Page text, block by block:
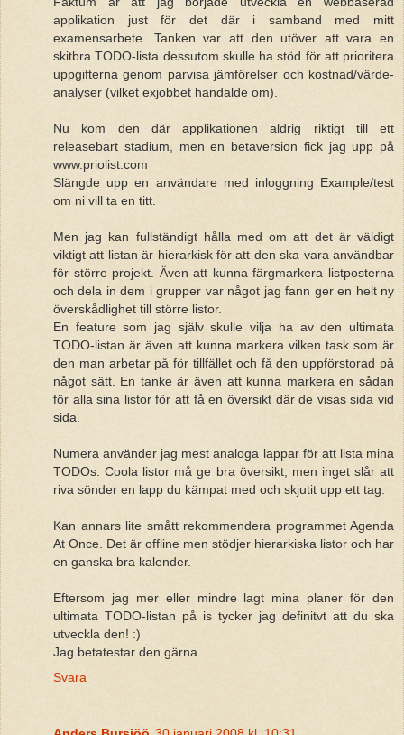
applikation just för det där i samband med mitt
examensarbete. Tanken var att den utöver att vara en
skitbra TODO-lista dessutom skulle ha stöd för att prioritera
uppgifterna genom parvisa jämförelser och kostnad/värde-
analyser (vilket exjobbet handalde om).
Nu kom den där applikationen aldrig riktigt till ett
releasebart stadium, men en betaversion fick jag upp på
www.priolist.com
Slängde upp en användare med inloggning Example/test
om ni vill ta en titt.
Men jag kan fullständigt hålla med om att det är väldigt
viktigt att listan är hierarkisk för att den ska vara användbar
för större projekt. Även att kunna färgmarkera listposterna
och dela in dem i grupper var något jag fann ger en helt ny
överskådlighet till större listor.
En feature som jag själv skulle vilja ha av den ultimata
TODO-listan är även att kunna markera vilken task som är
den man arbetar på för tillfället och få den uppförstorad på
något sätt. En tanke är även att kunna markera en sådan
för alla sina listor för att få en översikt där de visas sida vid
sida.
Numera använder jag mest analoga lappar för att lista mina
TODOs. Coola listor må ge bra översikt, men inget slår att
riva sönder en lapp du kämpat med och skjutit upp ett tag.
Kan annars lite smått rekommendera programmet Agenda
At Once. Det är offline men stödjer hierarkiska listor och har
en ganska bra kalender.
Eftersom jag mer eller mindre lagt mina planer för den
ultimata TODO-listan på is tycker jag definitvt att du ska
utveckla den! :)
Jag betatestar den gärna.
Svara